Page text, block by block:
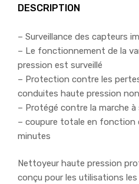
DESCRIPTION
– Surveillance des capteurs
– Le fonctionnement de la
pression est surveillé
– Protection contre les
conduites haute pression
– Protégé contre la marche à
– coupure totale en fonction
minutes
Nettoyeur haute pression
conçu pour les utilisations les